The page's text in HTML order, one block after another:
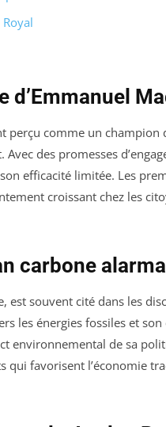
d’Emmanuel
perçu comme un champion
Avec des promesses
efficacité limitée. Les
croissant chez les
carbone
est souvent cité dans les
les énergies fossiles et
environnemental de sa
qui favorisent l’économie